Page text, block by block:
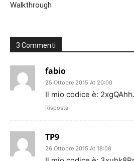
Walkthrough
3 Commenti
fabio
25 Ottobre 2015 At 20:00
Il mio codice è:
Risposta
TP9
26 Ottobre 2015 At 18:08